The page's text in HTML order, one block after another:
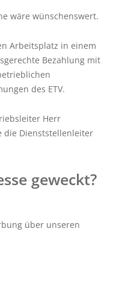
wäre wünschenswert.
Arbeitsplatz in einem
Bezahlung mit
des ETV.
Herr
die Dienststellenleiter
geweckt?
über unseren